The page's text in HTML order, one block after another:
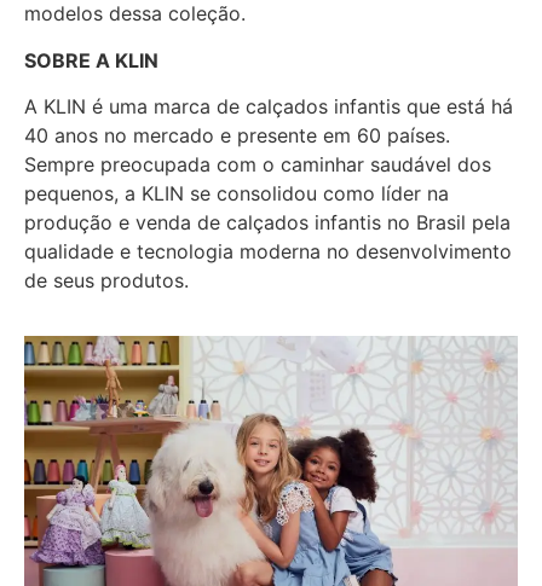
modelos dessa coleção.
SOBRE A KLIN
A KLIN é uma marca de calçados infantis que está há
40 anos no mercado e presente em 60 países.
Sempre preocupada com o caminhar saudável dos
pequenos, a KLIN se consolidou como líder na
produção e venda de calçados infantis no Brasil pela
qualidade e tecnologia moderna no desenvolvimento
de seus produtos.